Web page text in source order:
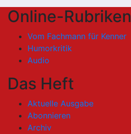
Online-Rubriken
Vom Fachmann für Kenner
Humorkritik
Audio
Das Heft
Aktuelle Ausgabe
Abonnieren
Archiv